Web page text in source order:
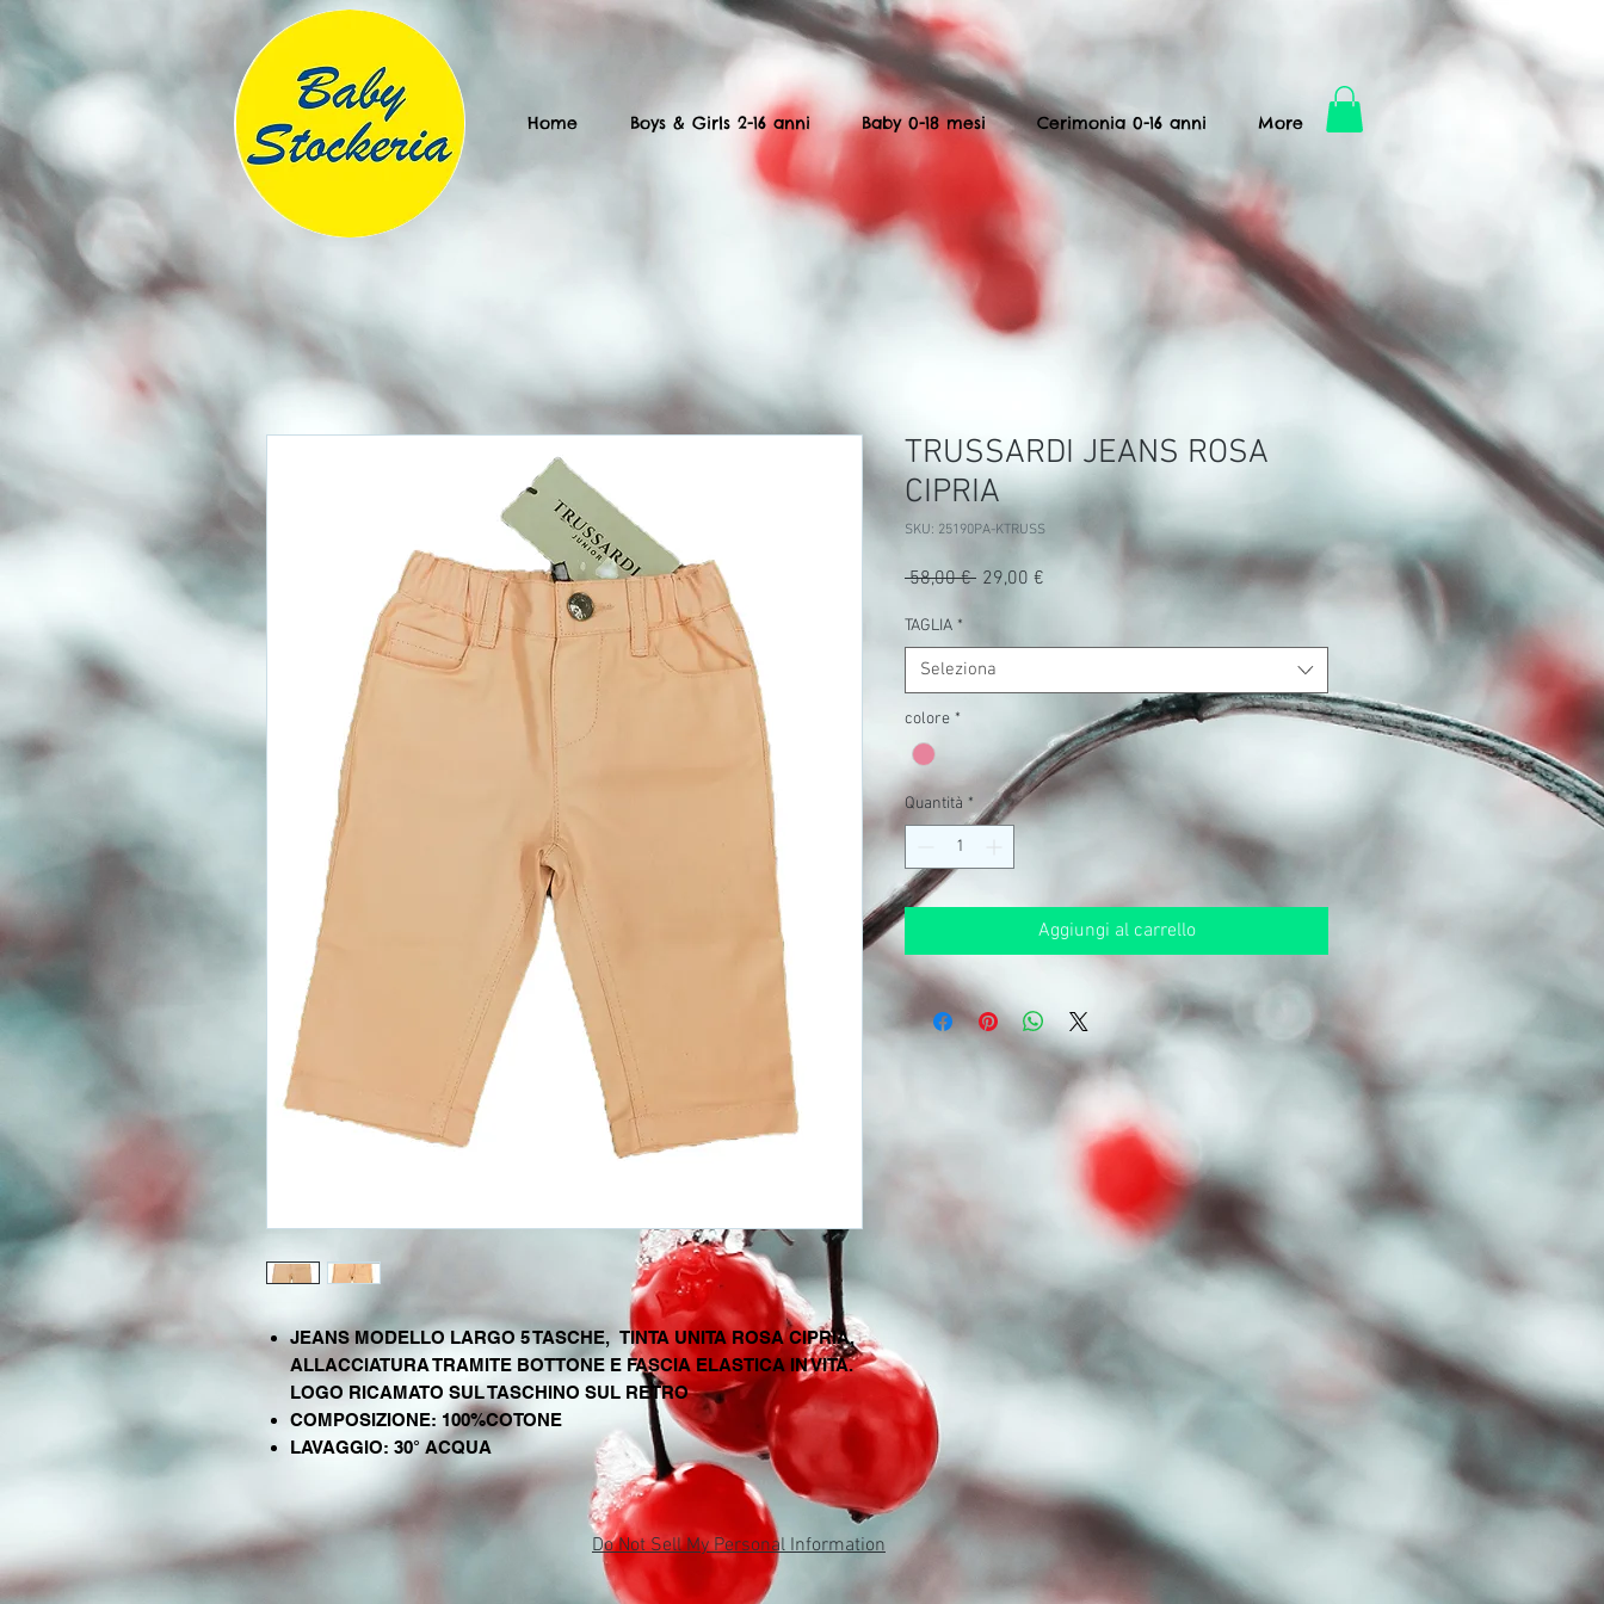
Home Boys & Girls 2-16 anni Baby 0-18 mesi Cerimonia 0-16 anni More
JEANS MODELLO LARGO 5 TASCHE, TINTA UNITA ROSA CIPRIA,
ALLACCIATURA TRAMITE BOTTONE E FASCIA ELASTICA IN VITA.
LOGO RICAMATO SUL TASCHINO SUL RETRO
COMPOSIZIONE: 100%COTONE
LAVAGGIO: 30° ACQUA
TRUSSARDI JEANS ROSA
CIPRIA
SKU: 25190PA-KTRUSS
58,00 € Prezzo
29,00 €
TAGLIA *
Seleziona
colore *
Quantità *
Aggiungi al carrello
Do Not Sell My Personal Information